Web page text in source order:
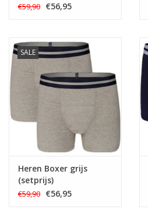
€59,90 €56,95
SALE
Heren Boxer grijs
(setprijs)
€59,90 €56,95